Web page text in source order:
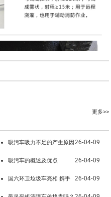
更多>>
26-04-09
吸污车吸力不足的产生原因
26-04-09
吸污车的概述及优点
26-04-09
国六环卫垃圾车亮相 携手